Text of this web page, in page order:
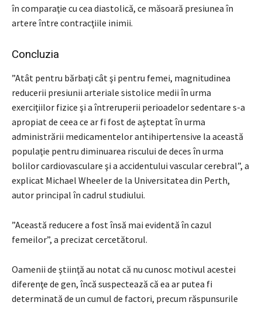
în comparaţie cu cea diastolică, ce măsoară presiunea în
artere între contracţiile inimii.
Concluzia
”Atât pentru bărbaţi cât şi pentru femei, magnitudinea
reducerii presiunii arteriale sistolice medii în urma
exerciţiilor fizice şi a întreruperii perioadelor sedentare s-a
apropiat de ceea ce ar fi fost de aşteptat în urma
administrării medicamentelor antihipertensive la această
populaţie pentru diminuarea riscului de deces în urma
bolilor cardiovasculare şi a accidentului vascular cerebral”, a
explicat Michael Wheeler de la Universitatea din Perth,
autor principal în cadrul studiului.
”Această reducere a fost însă mai evidentă în cazul
femeilor”, a precizat cercetătorul.
Oamenii de ştiinţă au notat că nu cunosc motivul acestei
diferenţe de gen, încă suspectează că ea ar putea fi
determinată de un cumul de factori, precum răspunsurile